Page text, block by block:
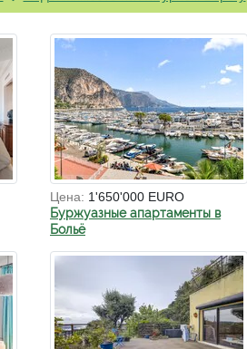
Цена: 1'650'000 EURO
Буржуазные апартаменты в
Больё